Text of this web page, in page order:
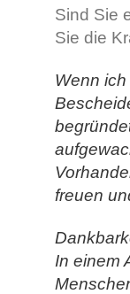
Sind Sie
Sie die
Wenn
freuen
In einem